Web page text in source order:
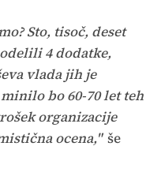
Sto, tisoč, deset
4 dodatke,
vlada jih je
bo 60-70 let teh
organizacije
ocena," še